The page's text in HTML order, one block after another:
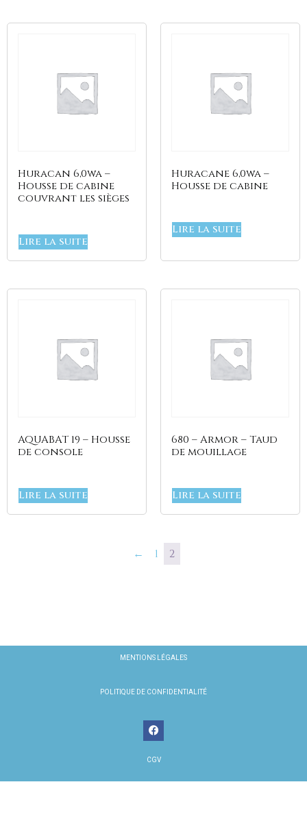
Huracan 6,0wa –
Housse de cabine
couvrant les sièges
Lire la suite
Huracane 6,0wa –
Housse de cabine
Lire la suite
AQUABAT 19 – Housse
de console
Lire la suite
680 – Armor – Taud
de mouillage
Lire la suite
← 1 2
MENTIONS LÉGALES
POLITIQUE DE CONFIDENTIALITÉ
CGV